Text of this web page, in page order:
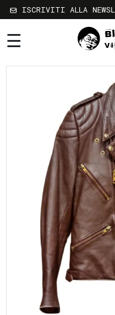
Shop
Chi
Sostenibilità
Contatti
Newsletter
Termini
Condizioni
Spedizioni
Metodi
ISCRIVITI ALLA
☰